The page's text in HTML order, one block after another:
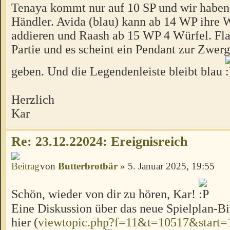
Tenaya kommt nur auf 10 SP und wir
Händler. Avida (blau) kann ab 14 WP ihre
addieren und Raash ab 15 WP 4 Würfel.
Partie und es scheint ein Pendant zur
geben. Und die Legendenleiste bleibt blau
Herzlich
Kar
Re: 23.12.22024: Ereignisreich
von Butterbrotbär » 5. Januar 2025, 19:55
Schön, wieder von dir zu hören, Kar!
Eine Diskussion über das neue Spielplan-
hier (